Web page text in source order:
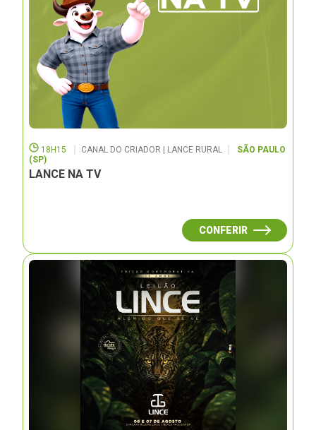
18H15 CANAL DO CRIADOR | LANCE RURAL
SÃO PAULO
(SP)
LANCE NA TV
CONFERIR